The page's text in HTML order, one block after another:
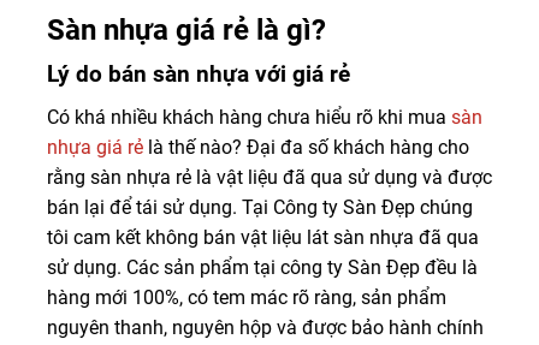
Sàn nhựa giá rẻ là gì?
Lý do bán sàn nhựa với giá rẻ
Có khá nhiều khách hàng chưa hiểu rõ khi mua sàn
nhựa giá rẻ là thế nào? Đại đa số khách hàng cho
rằng sàn nhựa rẻ là vật liệu đã qua sử dụng và được
bán lại để tái sử dụng. Tại Công ty Sàn Đẹp chúng
tôi cam kết không bán vật liệu lát sàn nhựa đã qua
sử dụng. Các sản phẩm tại công ty Sàn Đẹp đều là
hàng mới 100%, có tem mác rõ ràng, sản phẩm
nguyên thanh, nguyên hộp và được bảo hành chính